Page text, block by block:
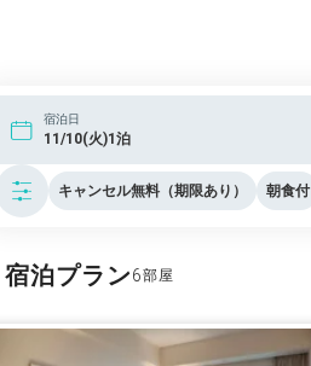
宿泊日
11/10(火)1泊
キャンセル無料（期限あり） 朝食付
宿泊プラン6